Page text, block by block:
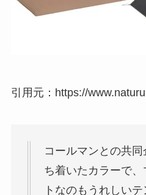
引用元：https://
コールマンとの共
ち着いたカラーで
トなのもうれしい